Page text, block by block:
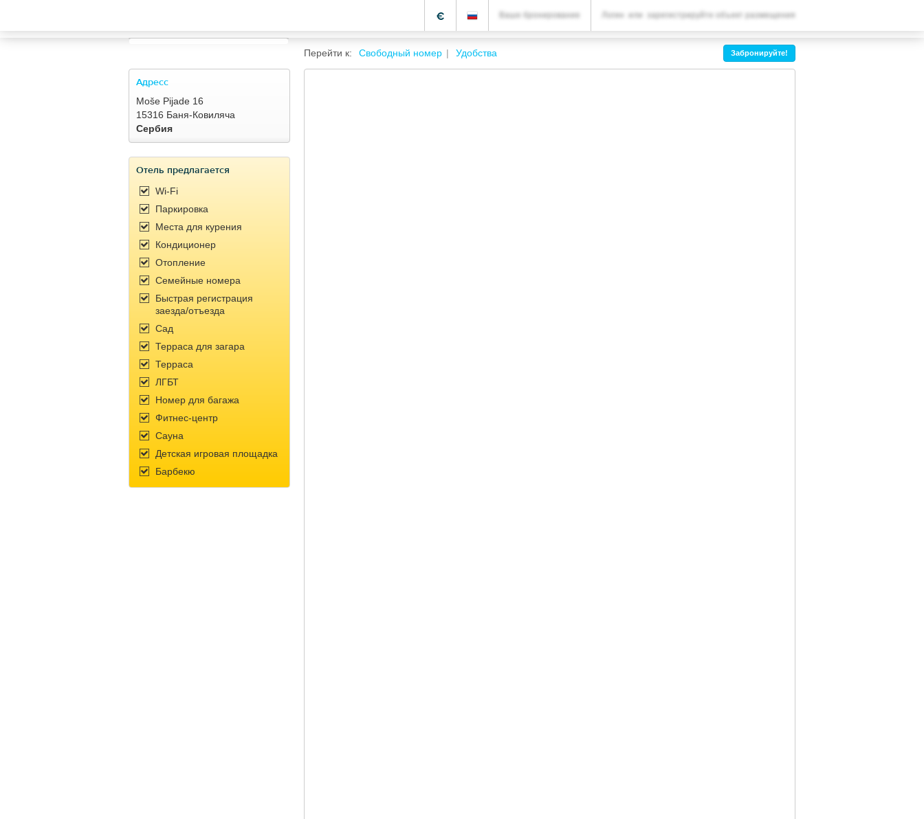
€ Ваше бронирование Логин или зарегистрируйте объект размещения
Перейти к: Свободный номер Удобства Забронируйте!
Адресc
Moše Pijade 16
15316 Баня-Ковиляча
Сербия
Отель предлагается
Wi-Fi
Паркировка
Места для курения
Кондиционер
Отопление
Семейные номера
Быстрая регистрация
заезда/отъезда
Сад
Терраса для загара
Терраса
ЛГБТ
Номер для багажа
Фитнес-центр
Сауна
Детская игровая площадка
Барбекю
ВАШЕ БРОНИРОВАНИЕ
НАСТРОЙКИ
Property management system